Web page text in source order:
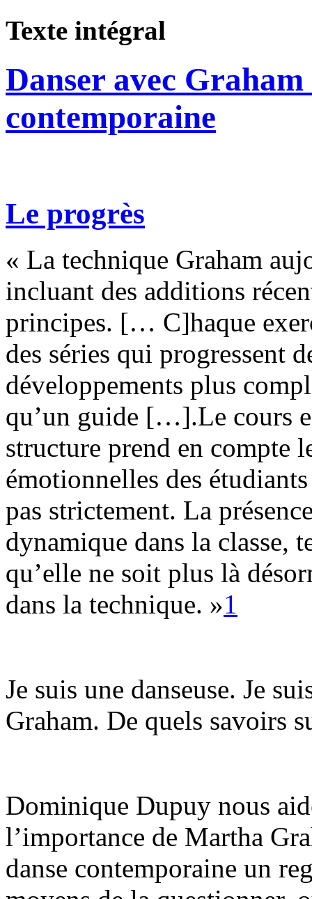
Texte intégral
Danser avec
contemporaine
Le progrès
« La technique Graham
incluant des additions
principes. [… C]haque
des séries qui progressent
développements plus
qu’un guide […].Le cours
structure prend en compte
émotionnelles des
pas strictement. La
dynamique dans la classe,
qu’elle ne soit plus là
dans la technique. »1
Je suis une danseuse. Je
Graham. De quels savoirs
Dominique Dupuy nous
l’importance de Martha
danse contemporaine un